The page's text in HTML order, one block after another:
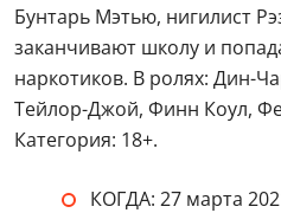
Бунтарь Мэтью, нигилист
заканчивают школу и
наркотиков. В ролях: Дин-
Тейлор-Джой, Финн Коул,
Категория: 18+.
КОГДА: 27 марта